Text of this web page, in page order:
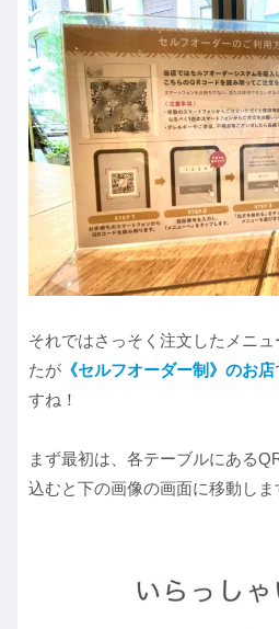
それではさっそく注文したメニ
たが 《セルフオーダー制》のお店
すね！
まず最初は、各テーブルにある
込むと下の画像の画面に移動しま